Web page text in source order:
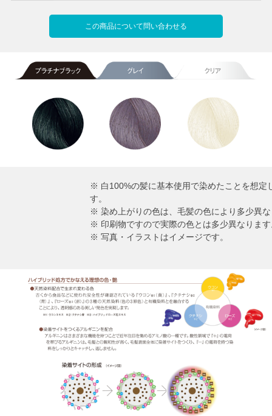
この商品について問い合わせる
※ 白100%の髪に基本使用で染めたことを想定
す。
※ 染め上がりの色は、毛髪の色により多少異
※ 印刷物ですので実際の色とは多少異なりま
※ 写真・イラストはイメージです。